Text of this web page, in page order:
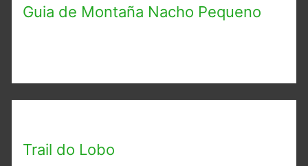
Guia de Montaña Nacho Pequeno
Trail do Lobo